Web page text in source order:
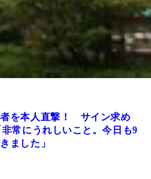
を本人直撃！ サイン求め
常にうれしいこと。今日も9
ました」